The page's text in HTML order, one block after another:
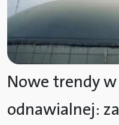
Nowe trendy
odnawialnej: